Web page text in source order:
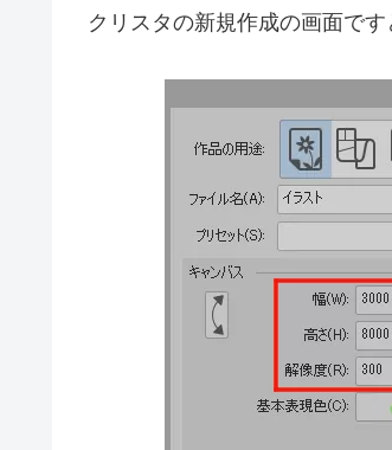
クリスタの新規作成の画面です